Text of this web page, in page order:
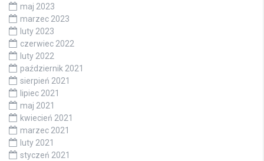
maj 2023
marzec 2023
luty 2023
czerwiec 2022
luty 2022
październik 2021
sierpień 2021
lipiec 2021
maj 2021
kwiecień 2021
marzec 2021
luty 2021
styczeń 2021